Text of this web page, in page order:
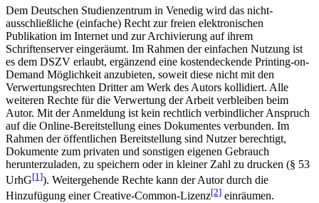
Dem Deutschen Studienzentrum in Venedig wird das nicht-
ausschließliche (einfache) Recht zur freien elektronischen
Publikation im Internet und zur Archivierung auf ihrem
Schriftenserver eingeräumt. Im Rahmen der einfachen Nutzung ist
es dem DSZV erlaubt, ergänzend eine kostendeckende Printing-on-
Demand Möglichkeit anzubieten, soweit diese nicht mit den
Verwertungsrechten Dritter am Werk des Autors kollidiert. Alle
weiteren Rechte für die Verwertung der Arbeit verbleiben beim
Autor. Mit der Anmeldung ist kein rechtlich verbindlicher Anspruch
auf die Online-Bereitstellung eines Dokumentes verbunden. Im
Rahmen der öffentlichen Bereitstellung sind Nutzer berechtigt,
Dokumente zum privaten und sonstigen eigenen Gebrauch
herunterzuladen, zu speichern oder in kleiner Zahl zu drucken (§ 53
UrhG[1]). Weitergehende Rechte kann der Autor durch die
Hinzufügung einer Creative-Common-Lizenz[2] einräumen.